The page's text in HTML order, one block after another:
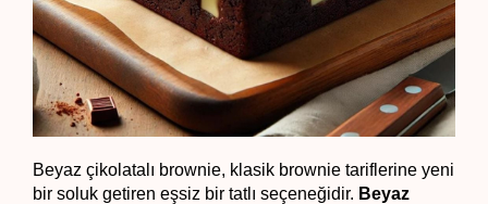
Beyaz çikolatalı brownie, klasik brownie tariflerine yeni
bir soluk getiren eşsiz bir tatlı seçeneğidir. Beyaz